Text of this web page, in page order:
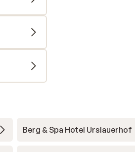
Berg & Spa Hotel Urslauerhof